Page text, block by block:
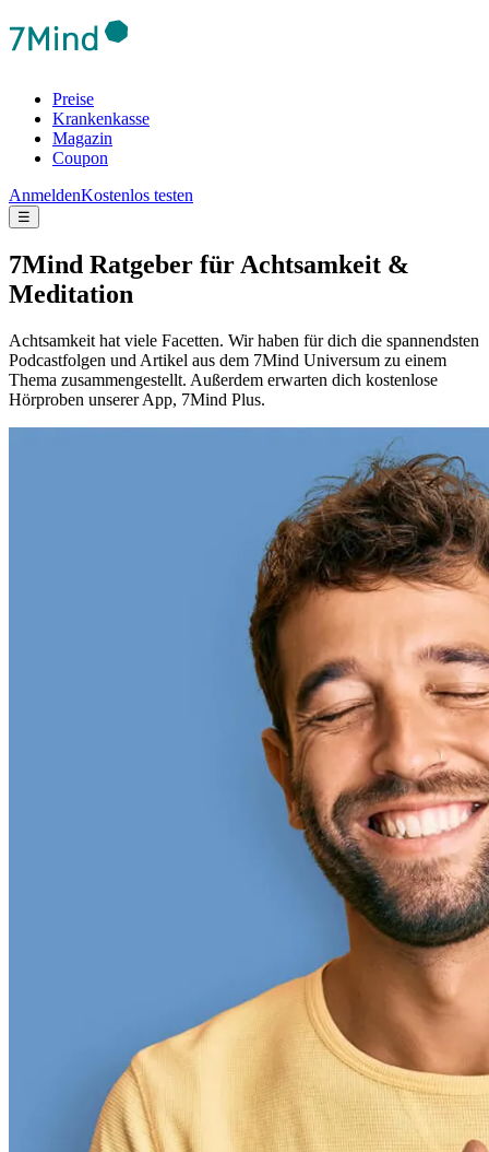
Preise
Krankenkasse
Magazin
Coupon
AnmeldenKostenlos testen
☰
7Mind Ratgeber für Achtsamkeit &
Meditation
Achtsamkeit hat viele Facetten. Wir haben für dich die spannendsten
Podcastfolgen und Artikel aus dem 7Mind Universum zu einem
Thema zusammengestellt. Außerdem erwarten dich kostenlose
Hörproben unserer App, 7Mind Plus.